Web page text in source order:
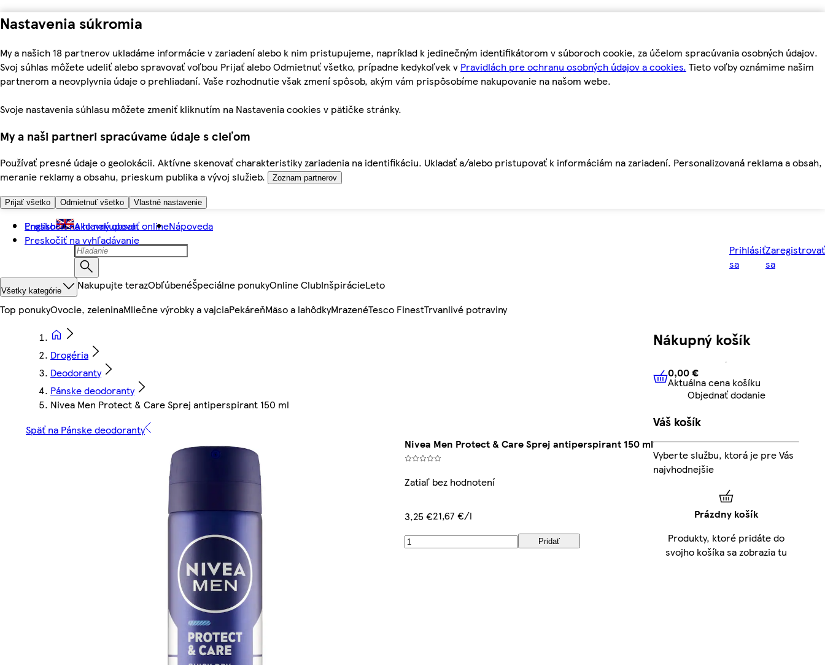
Nastavenia súkromia
My a našich 18 partnerov ukladáme informácie v zariadení alebo k nim pristupujeme, napríklad k jedinečným identifikátorom v súboroch cookie, za účelom spracúvania osobných údajov.
Svoj súhlas môžete udeliť alebo spravovať voľbou Prijať alebo Odmietnuť všetko, prípadne kedykoľvek v Pravidlách pre ochranu osobných údajov a cookies. Tieto voľby oznámime našim
partnerom a neovplyvnia údaje o prehliadaní. Vaše rozhodnutie však zmení spôsob, akým vám prispôsobíme nakupovanie na našom webe.
Svoje nastavenia súhlasu môžete zmeniť kliknutím na Nastavenia cookies v pätičke stránky.
My a naši partneri spracúvame údaje s cieľom
Používať presné údaje o geolokácii. Aktívne skenovať charakteristiky zariadenia na identifikáciu. Ukladať a/alebo pristupovať k informáciám na zariadení. Personalizovaná reklama a obsah,
meranie reklamy a obsahu, prieskum publika a vývoj služieb.
Zoznam partnerov
Prijať všetko Odmietnuť všetko Vlastné nastavenie
Preskočiť na hlavný obsah
Preskočiť na vyhľadávanie
English Ako nakupovať onlineNápoveda
Prihlásiť
sa
Zaregistrovať
sa
Všetky kategórie Nakupujte terazObľúbenéŠpeciálne ponukyOnline ClubInšpirácieLeto
Top ponukyOvocie, zeleninaMliečne výrobky a vajciaPekáreňMäso a lahôdkyMrazenéTesco FinestTrvanlivé potraviny
Drogéria
Deodoranty
Pánske deodoranty
Nivea Men Protect & Care Sprej antiperspirant 150 ml
Späť na Pánske deodoranty
Nivea Men Protect & Care Sprej antiperspirant 150 ml
Zatiaľ bez hodnotení
3,25 €21,67 €/l
Pridať
Nákupný košík
0,00 € Aktuálna cena košíku
0,00 €
Aktuálna cena košíku
Objednať dodanie
Váš košík
Vyberte službu, ktorá je pre Vás
najvhodnejšie
Prázdny košík
Produkty, ktoré pridáte do
svojho košíka sa zobrazia tu